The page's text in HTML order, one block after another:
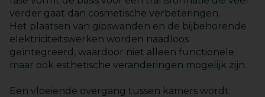
verder gaat dan cosmetische verbeteringen.
Het plaatsen van gipswanden en de bijbehorende
elektriciteitswerken worden naadloos
geïntegreerd, waardoor niet alleen functionele
maar ook esthetische veranderingen mogelijk zijn.
Een vloeiende overgang tussen kamers wordt